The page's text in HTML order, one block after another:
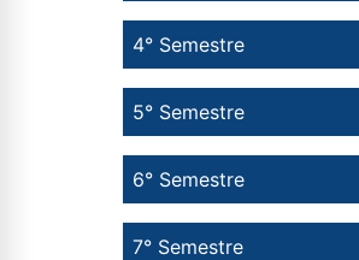
7° Semestre
6° Semestre
5° Semestre
4° Semestre